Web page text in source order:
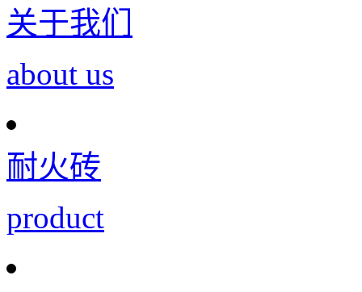
关于我们
about us
耐火砖
product